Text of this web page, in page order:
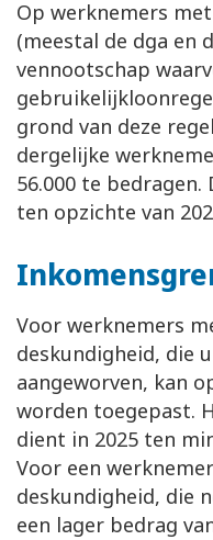
Op werknemers
(meestal de dga en
vennootschap
grond van deze
dergelijke
56.000 te
ten opzichte van
Voor werknemers
deskundigheid, die
aangeworven, kan
worden toegepast.
dient in 2025 ten
Voor een
deskundigheid, die
een lager bedrag